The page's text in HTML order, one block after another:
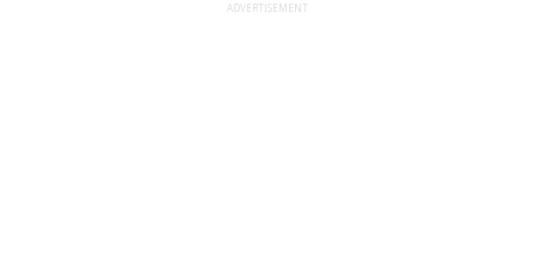
ADVERTISEMENT